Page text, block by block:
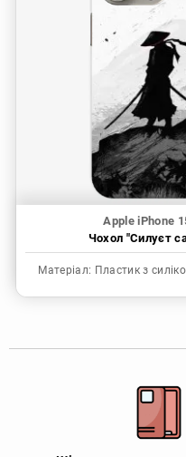
Apple iPhone
Чохол "Силуєт
Матеріал: Пластик з